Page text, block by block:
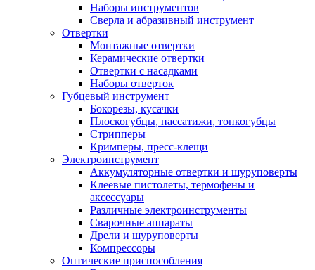
Наборы инструментов
Сверла и абразивный инструмент
Отвертки
Монтажные отвертки
Керамические отвертки
Отвертки с насадками
Наборы отверток
Губцевый инструмент
Бокорезы, кусачки
Плоскогубцы, пассатижи, тонкогубцы
Стрипперы
Кримперы, пресс-клещи
Электроинструмент
Аккумуляторные отвертки и шуруповерты
Клеевые пистолеты, термофены и
аксессуары
Различные электроинструменты
Сварочные аппараты
Дрели и шуруповерты
Компрессоры
Оптические приспособления